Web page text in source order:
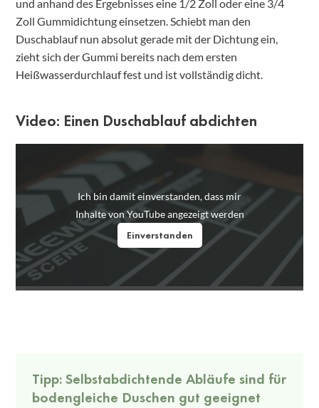
und anhand des Ergebnisses eine 1/2 Zoll oder eine 3/4
Zoll Gummidichtung einsetzen. Schiebt man den
Duschablauf nun absolut gerade mit der Dichtung ein,
zieht sich der Gummi bereits nach dem ersten
Heißwasserdurchlauf fest und ist vollständig dicht.
Video: Einen Duschablauf abdichten
Ich bin damit einverstanden, dass mir
Inhalte von YouTube angezeigt werden
Einverstanden
Tipp: Selbstabdichtende Abläufe sind für
bodengleiche Duschen gut geeignet